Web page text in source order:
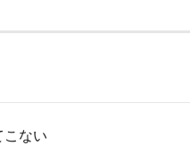
ない